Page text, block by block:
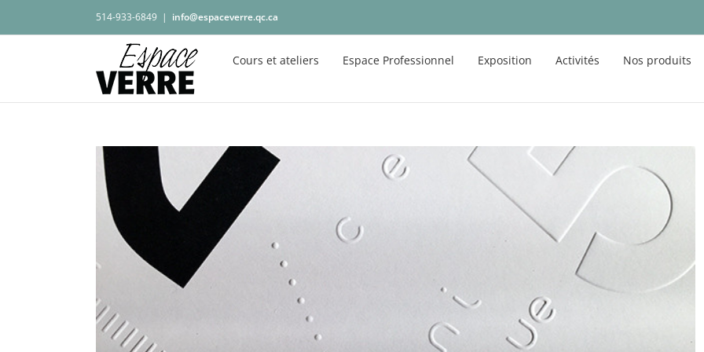
514-933-6849 | info@espaceverre.qc.ca
Cours et ateliers Espace Professionnel Exposition Activités Nos produits